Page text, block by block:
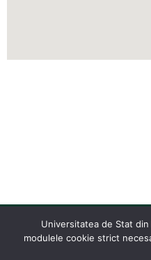
Universitatea de Stat
modulele cookie strict